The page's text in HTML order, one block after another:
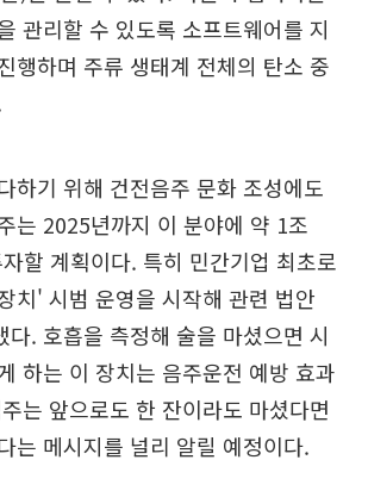
관리할 수 있도록 소프트웨어를 지
행하며 주류 생태계 전체의 탄소 중
하기 위해 건전음주 문화 조성에도
는 2025년까지 이 분야에 약 1조
할 계획이다. 특히 민간기업 최초로
치' 시범 운영을 시작해 관련 법안
다. 호흡을 측정해 술을 마셨으면 시
하는 이 장치는 음주운전 예방 효과
는 앞으로도 한 잔이라도 마셨다면
는 메시지를 널리 알릴 예정이다.